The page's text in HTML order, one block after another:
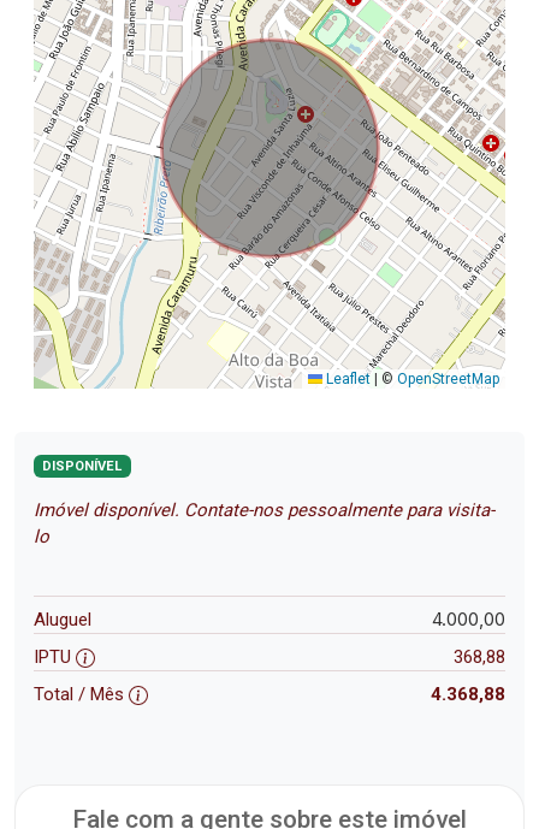
Leaflet © OpenStreetMap
DISPONÍVEL
Imóvel disponível. Contate-nos pessoalmente para visita-
lo
Aluguel 4.000,00
IPTU
368,88
Total / Mês
4.368,88
Fale com a gente sobre este imóvel